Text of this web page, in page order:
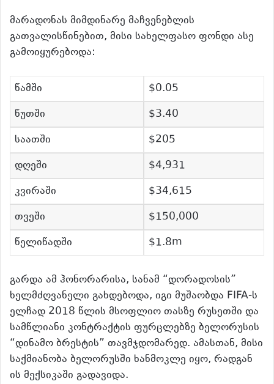
მარადონას მიმდინარე მაჩვენებლის
გათვალისწინებით, მისი სახელფასო ფონდი ასე
გამოიყურებოდა:
წამში
$0.05
წუთში
$3.40
საათში
$205
დღეში
$4,931
კვირაში
$34,615
თვეში
$150,000
წელიწადში
$1.8m
გარდა ამ ჰონორარისა, სანამ “დორადოსის”
ხელმძღვანელი გახდებოდა, იგი მუშაობდა FIFA-ს
ელჩად 2018 წლის მსოფლიო თასზე რუსეთში და
სამწლიანი კონტრაქტის ფურცლებზე ბელორუსის
“დინამო ბრესტის” თავმჯდომარედ. ამასთან, მისი
საქმიანობა ბელორუსში ხანმოკლე იყო, რადგან
ის მექსიკაში გადავიდა.